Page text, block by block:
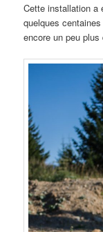
Cette installation a
quelques
encore un peu plus